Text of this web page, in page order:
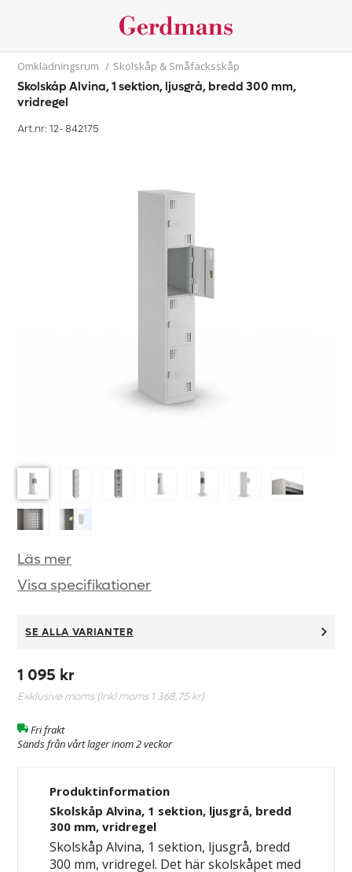
Omklädningsrum / Skolskåp & Småfacksskåp
Skolskåp Alvina, 1 sektion, ljusgrå, bredd 300 mm,
vridregel
Art.nr: 12-842175
Läs mer
Visa specifikationer
SE ALLA VARIANTER
1 095 kr
Exklusive moms (Inkl moms 1 368,75 kr)
Fri frakt
Sänds från vårt lager inom 2 veckor
Produktinformation
Skolskåp Alvina, 1 sektion, ljusgrå, bredd
300 mm, vridregel
Skolskåp Alvina, 1 sektion, ljusgrå, bredd
300 mm, vridregel. Det här skolskåpet med